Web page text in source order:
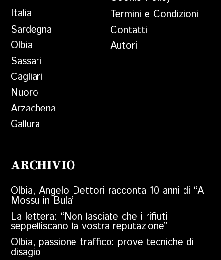
Italia
Sardegna
Olbia
Sassari
Cagliari
Nuoro
Arzachena
Gallura
Termini e Condizioni
Contatti
Autori
ARCHIVIO
Olbia, Angelo Dettori racconta 10 anni di “A
Mossu in Bula”
La lettera: “Non lasciate che i rifiuti
seppelliscano la vostra reputazione”
Olbia, passione traffico: prove tecniche di
disagio